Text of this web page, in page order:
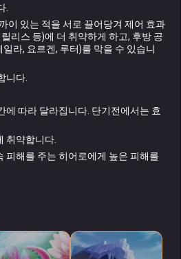
.
이 있는 적을 서로 끌어당겨 제어 효과
리스 등)에 더 취약하게 하고, 후방 공
라, 요르겐, 루터)를 막을 수 있습니
니다.
에 따라 달라집니다. 단기전에서는 효
취약합니다.
피해를 주는 히어로에게 높은 피해를